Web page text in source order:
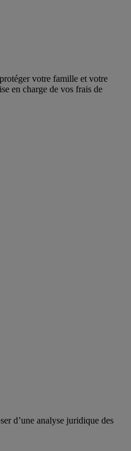
votre famille et votre
en charge de vos frais de
d’une analyse juridique des